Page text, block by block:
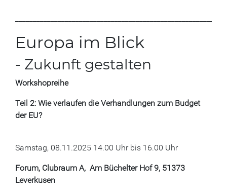
Europa im Blick
- Zukunft gestalten
Workshopreihe
Teil 2: Wie verlaufen die Verhandlungen zum Budget
der EU?
Samstag, 08.11.2025 14.00 Uhr bis 16.00 Uhr
Forum, Clubraum A, Am Büchelter Hof 9, 51373
Leverkusen